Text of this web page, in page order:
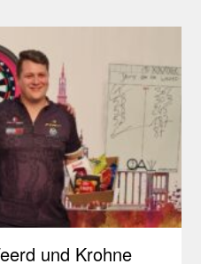
und Krohne